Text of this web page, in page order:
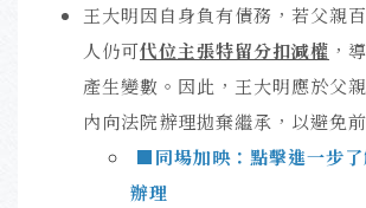
王大明因自身負有債務，若父親
人仍可代位主張特留分扣減權 ，
產生變數。因此，王大明應於父
內向法院辦理拋棄繼承，以避免
■同場加映：點擊進一步
辦理